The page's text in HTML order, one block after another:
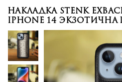
Накладка Stenk
iPhone 14 Экзотична